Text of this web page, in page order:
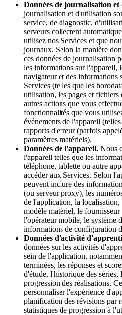
Données de journalisation
journalisation et d'utilisation
service, de diagnostic,
serveurs collectent
utilisez nos Services et que
journaux. Selon la manière
ces données de journalisation
les informations sur l'appareil,
navigateur et des informations
Services (telles que les
utilisation, les pages et fichiers
autres actions que vous
fonctionnalités que vous
événements de l'appareil
rapports d'erreur (parfois
paramètres matériels).
Données de l'appareil. Nous
l'appareil telles que les
téléphone, tablette ou autre
accéder aux Services. Selon
peuvent inclure des
(ou serveur proxy), les
de l'application, la localisation,
modèle matériel, le
l'opérateur mobile, le système
informations de configuration
Données d'activité
données sur les activités
sein de l'application,
terminées, les réponses et
d'étude, l'historique des séries,
progression des réalisations.
personnaliser l'expérience
planification des révisions par
statistiques de progression à